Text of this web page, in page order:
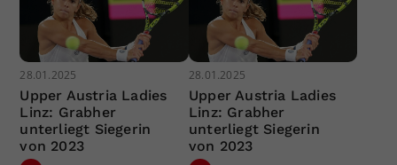
28.01.2025
Upper Austria Ladies
Linz: Grabher
unterliegt Siegerin
von 2023
28.01.2025
Upper Austria Ladies
Linz: Grabher
unterliegt Siegerin
von 2023